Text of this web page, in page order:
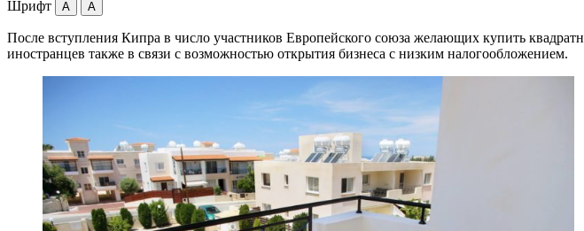
Шрифт A A
После вступления Кипра в число участников Европейского союза желающих купить
иностранцев также в связи с возможностью открытия бизнеса с низким налогообложением.